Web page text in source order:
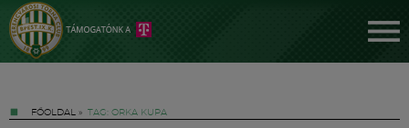
FŐOLDAL » TAG: ORKA KUPA